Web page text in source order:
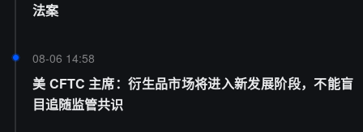
法案
08-06 14:58
美 CFTC 主席：衍生品市场将进入新发展阶段，不能盲
目追随监管共识